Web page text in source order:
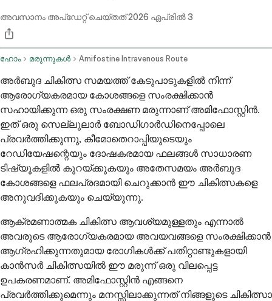
അവസാനം അപ്ഡേറ്റ് ചെയ്തത്2026 ഏപ്രിൽ 3
ഹോം മരുന്നുകൾ Amifostine Intravenous Route
അർബുദ ചികിത്സ സമയത്ത് കേടുപാടുകളിൽ നിന്ന്
ആരോഗ്യകരമായ കോശങ്ങളെ സംരക്ഷിക്കാൻ
സഹായിക്കുന്ന ഒരു സംരക്ഷണ മരുന്നാണ് അമിഫോസ്റ്റിൻ.
ഇത് ഒരു സെല്ലുലാർ ബോഡിഗാർഡിനെപ്പോലെ
പ്രവർത്തിക്കുന്നു, കീമോതെറാപ്പിയുടെയും
റേഡിയേഷന്റെയും ദോഷകരമായ ഫലങ്ങൾ സാധാരണ
ടിഷ്യൂകളിൽ കുറയ്ക്കുകയും അതേസമയം അർബുദ
കോശങ്ങളെ ഫലപ്രദമായി ചെറുക്കാൻ ഈ ചികിത്സകളെ
അനുവദിക്കുകയും ചെയ്യുന്നു.
ആക്രമണാത്മക ചികിത്സ ആവശ്യമുള്ളതും എന്നാൽ
അവരുടെ ആരോഗ്യകരമായ അവയവങ്ങളെ സംരക്ഷിക്കാൻ
ആഗ്രഹിക്കുന്നതുമായ രോഗികൾക്ക് പതിറ്റാണ്ടുകളായി
കാൻസർ ചികിത്സയിൽ ഈ മരുന്ന് ഒരു വിലപ്പെട്ട
ഉപകരണമാണ്. അമിഫോസ്റ്റിൻ എങ്ങനെ
പ്രവർത്തിക്കുമെന്നും മനസ്സിലാക്കുന്നത് നിങ്ങളുടെ ചികിത്സാ